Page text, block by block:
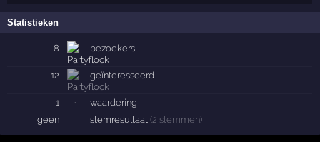
Statistieken
8 bezoekers
12 geïnteresseerd
1 ·
waardering
geen
stemresultaat(2 stemmen)